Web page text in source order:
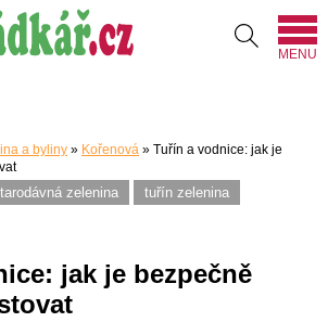
MENU
a byliny » Kořenová » Tuřín a vodnice: jak je
zelenina
tuřín zelenina
jak je bezpečně